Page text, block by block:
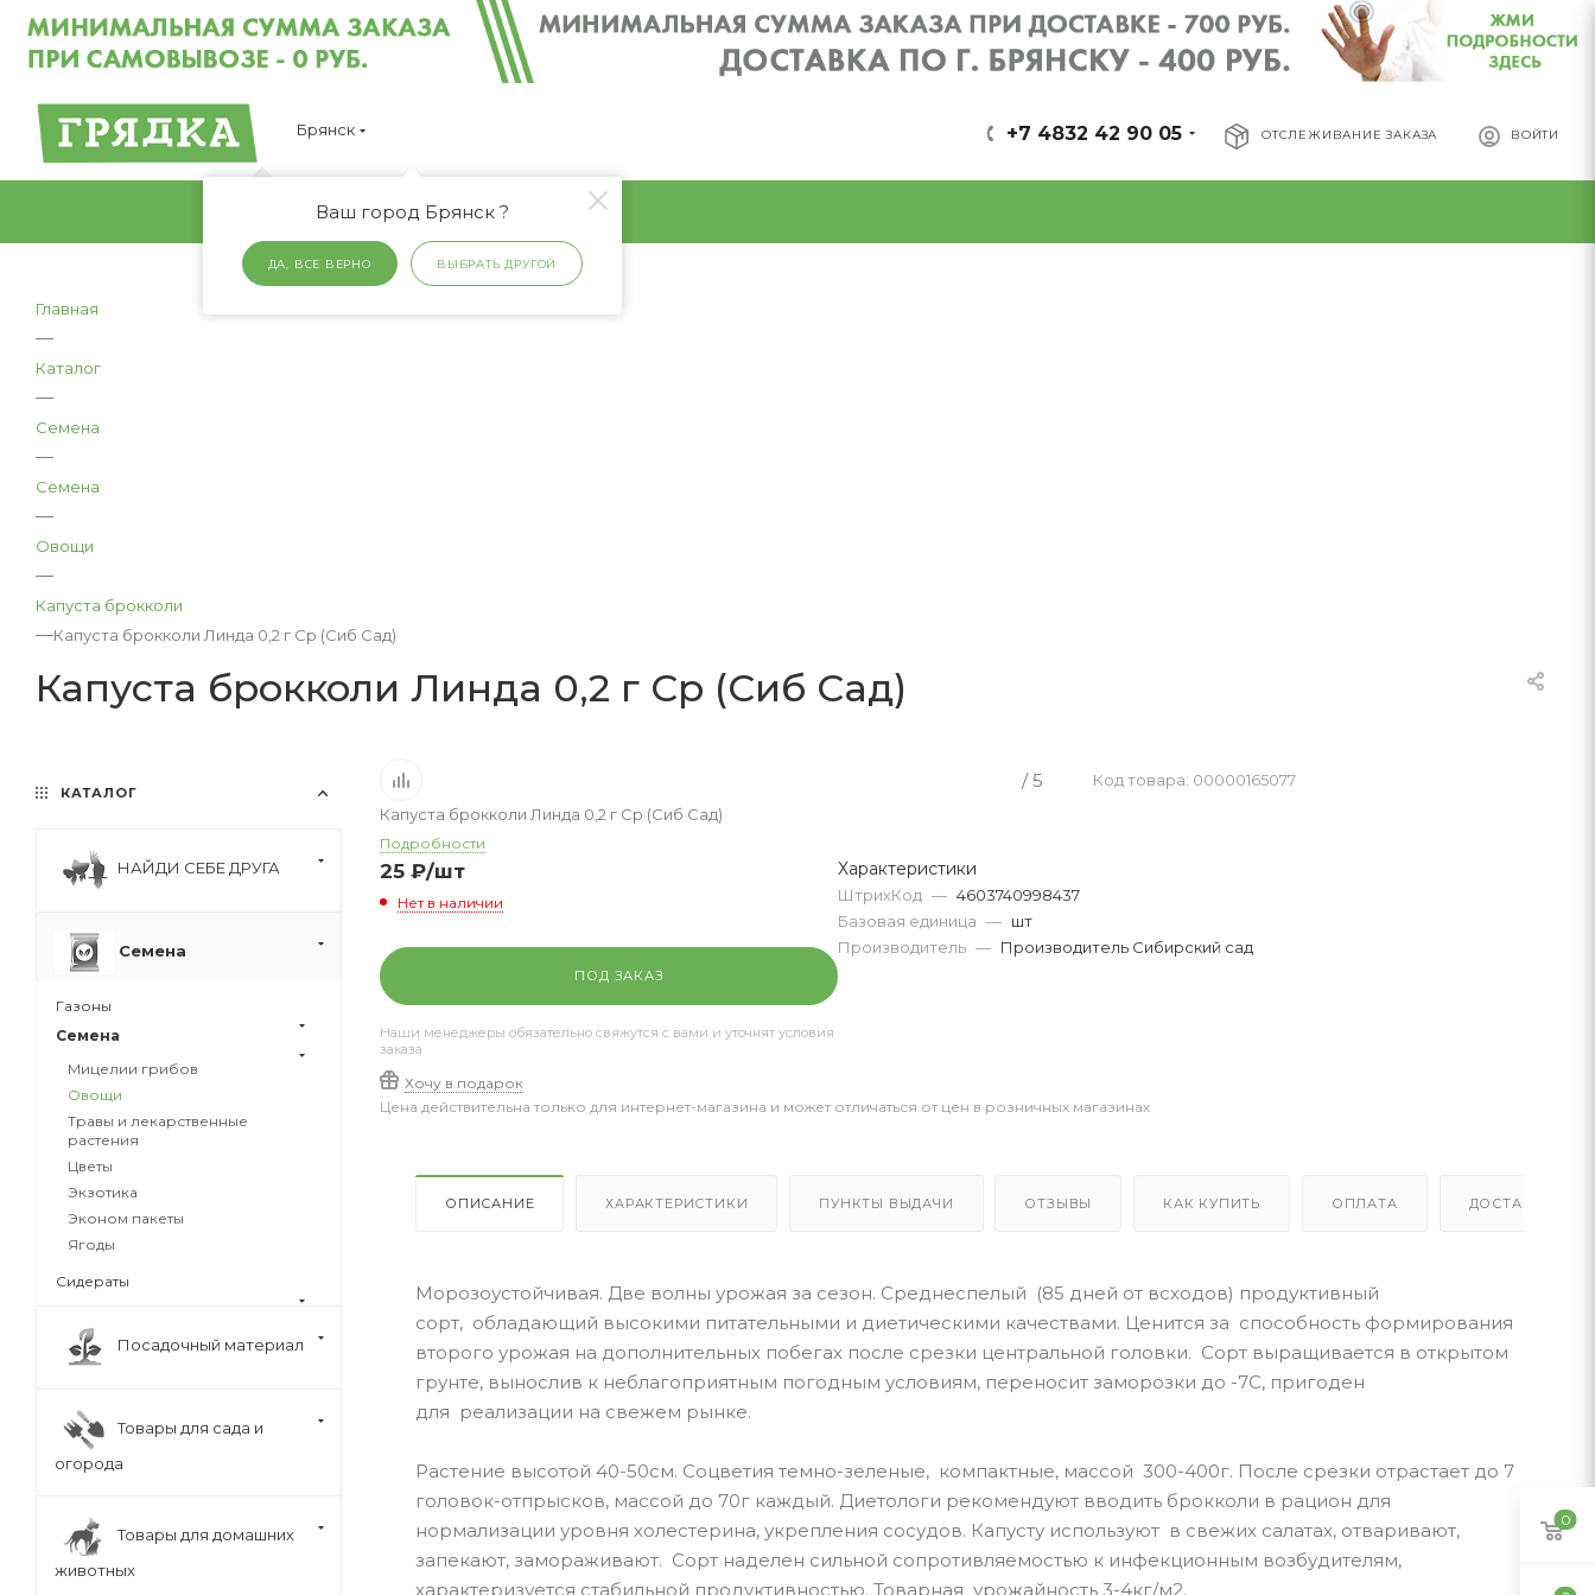
Брянск
Ваш город Брянск ?
ДА, ВСЕ ВЕРНО ВЫБРАТЬ ДРУГОЙ
ОТСЛЕЖИВАНИЕ ЗАКАЗА ВОЙТИ
+7 4832 42 90 05
Главная
—
Каталог
—
Семена
—
Семена
—
Овощи
—
Капуста брокколи
—Капуста брокколи Линда 0,2 г Ср (Сиб Сад)
Капуста брокколи Линда 0,2 г Ср (Сиб Сад)
/ 5
Код товара: 00000165077
Капуста брокколи Линда 0,2 г Ср (Сиб Сад)
Подробности
25 ₽/шт
Нет в наличии
ПОД ЗАКАЗ
Наши менеджеры обязательно свяжутся с вами и уточнят условия
заказа
Хочу в подарок
Характеристики
ШтрихКод — 4603740998437
Базовая единица — шт
Производитель — Производитель Сибирский сад
Цена действительна только для интернет-магазина и может отличаться от цен в розничных магазинах
ОПИСАНИЕ ХАРАКТЕРИСТИКИ ПУНКТЫ ВЫДАЧИ ОТЗЫВЫ КАК КУПИТЬ ОПЛАТА ДОСТАВКА
Морозоустойчивая. Две волны урожая за сезон. Среднеспелый (85 дней от всходов) продуктивный
сорт, обладающий высокими питательными и диетическими качествами. Ценится за способность формирования
второго урожая на дополнительных побегах после срезки центральной головки. Сорт выращивается в открытом
грунте, вынослив к неблагоприятным погодным условиям, переносит заморозки до -7С, пригоден
для реализации на свежем рынке.
Растение высотой 40-50см. Соцветия темно-зеленые, компактные, массой 300-400г. После срезки отрастает до 7
головок-отпрысков, массой до 70г каждый. Диетологи рекомендуют вводить брокколи в рацион для
нормализации уровня холестерина, укрепления сосудов. Капусту используют в свежих салатах, отваривают,
запекают, замораживают. Сорт наделен сильной сопротивляемостью к инфекционным возбудителям,
характеризуется стабильной продуктивностью. Товарная урожайность 3-4кг/м2.
КАТАЛОГ
НАЙДИ СЕБЕ ДРУГА
Семена
Газоны
Семена
Мицелии грибов
Овощи
Травы и лекарственные
растения
Цветы
Экзотика
Эконом пакеты
Ягоды
Сидераты
Посадочный материал
Товары для сада и
огорода
Товары для домашних
животных
0